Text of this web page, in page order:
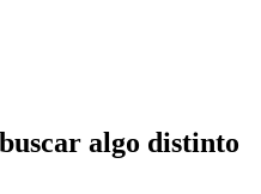
algo distinto